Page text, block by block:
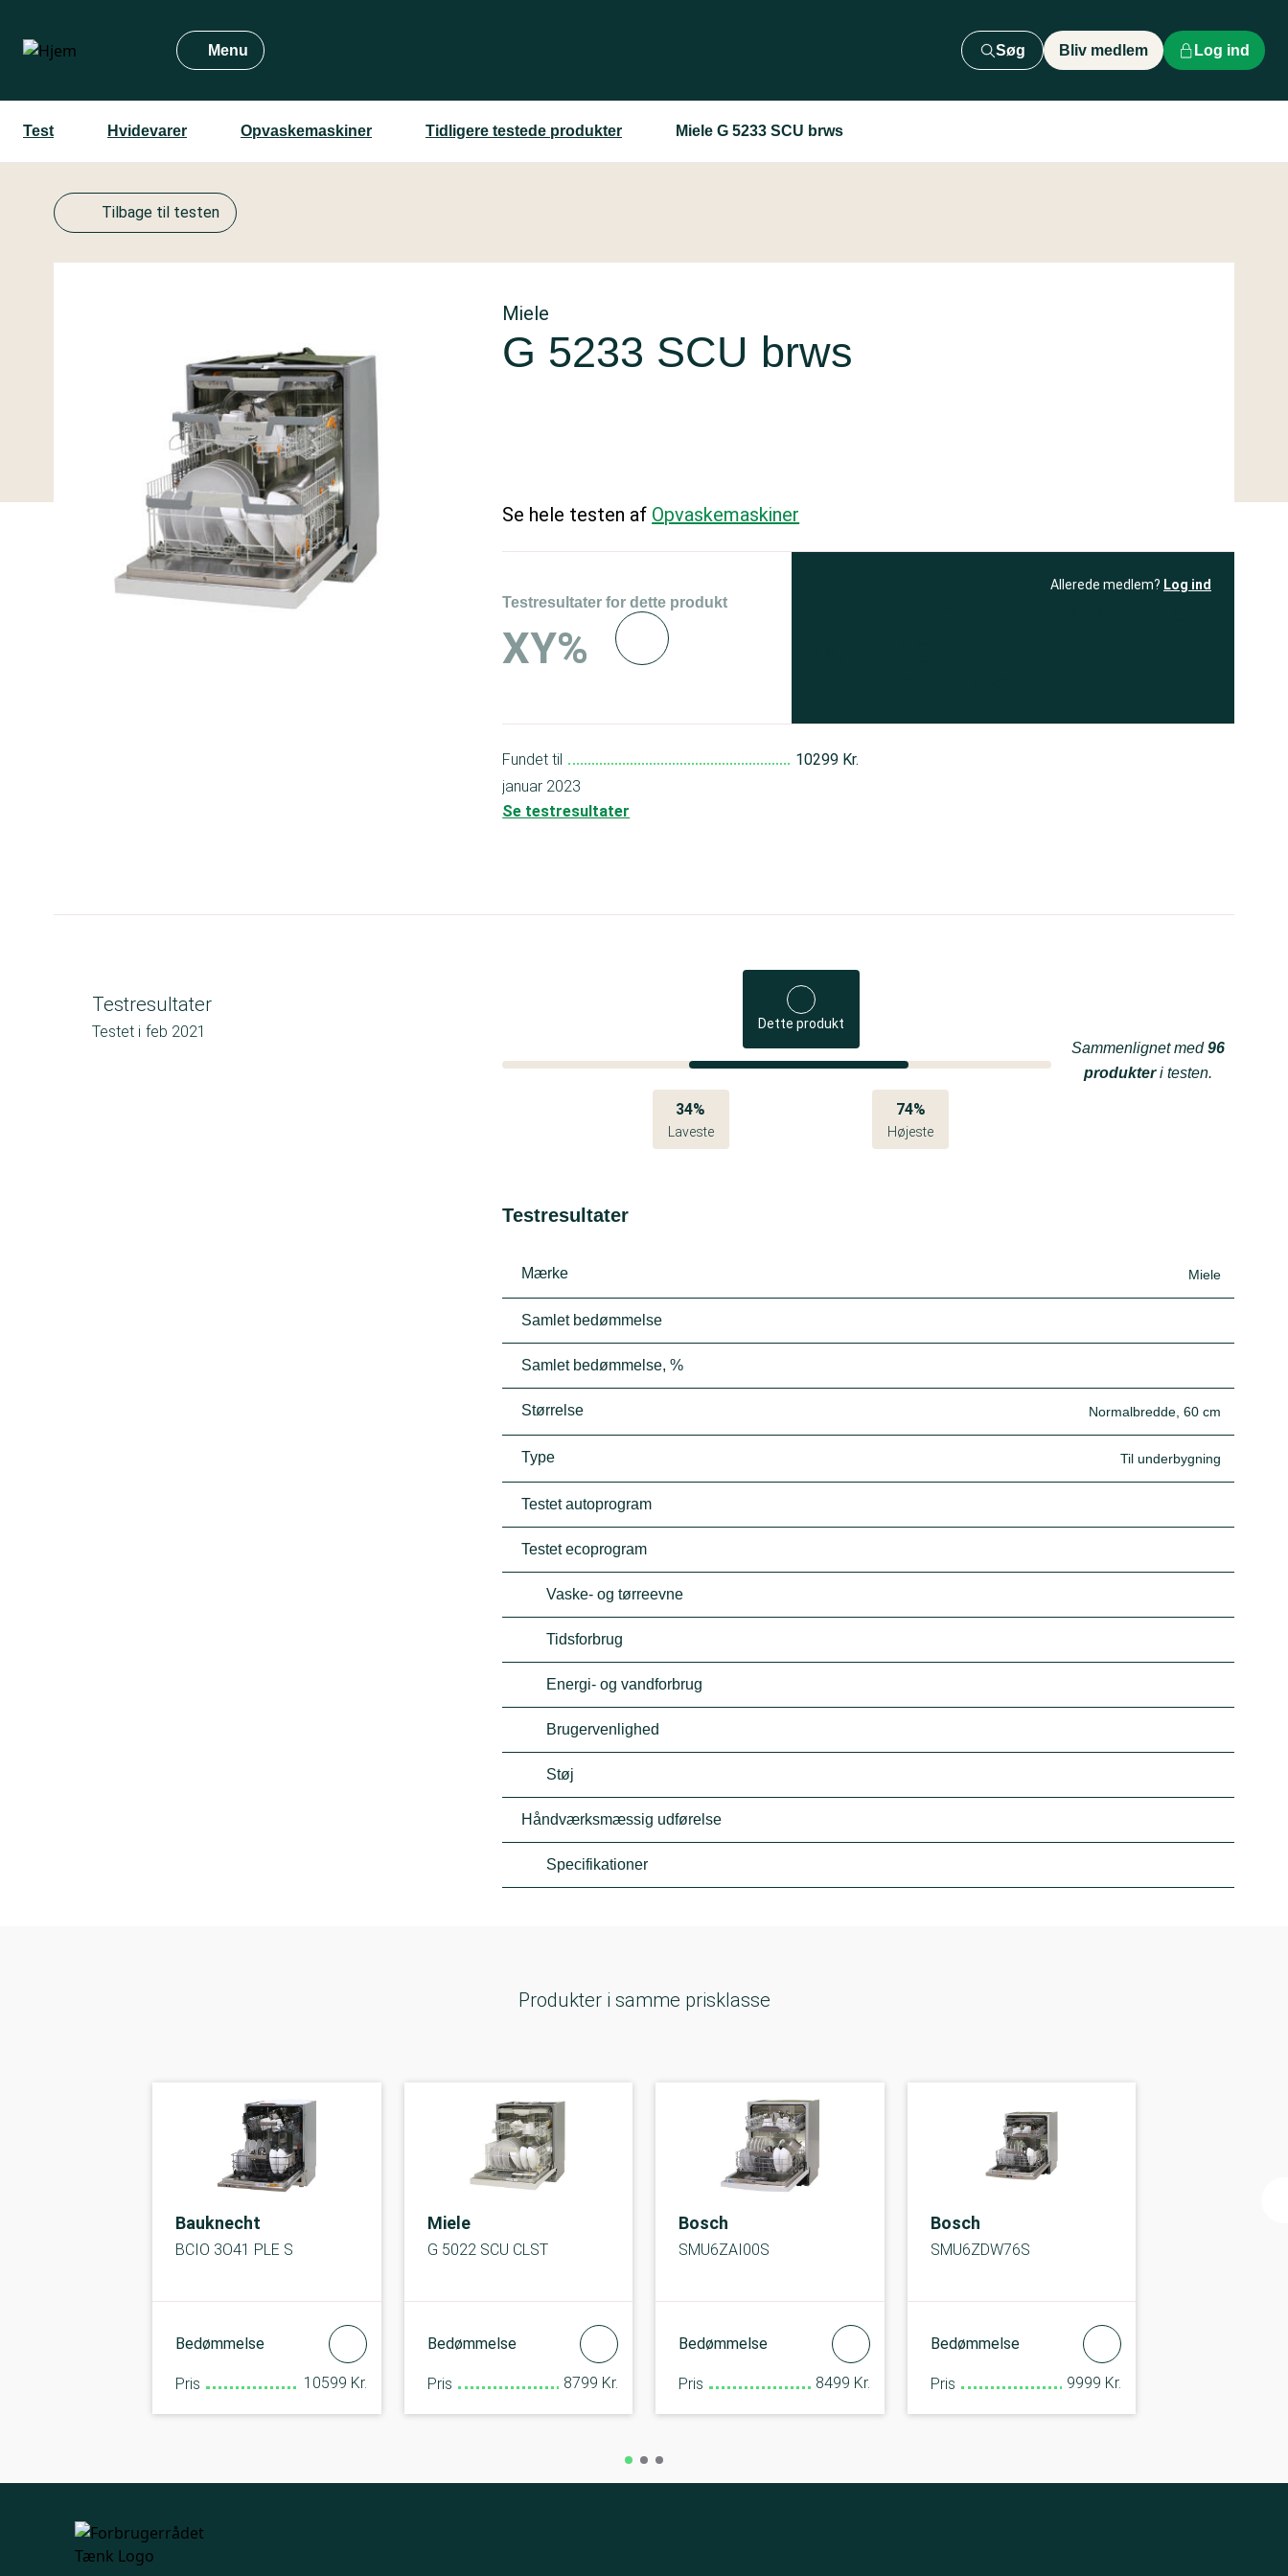
hovedindhold
Menu Søg Bliv medlem Log ind
Test Hvidevarer Opvaskemaskiner Tidligere testede produkter Miele G 5233 SCU brws
Tilbage til testen
Miele
G 5233 SCU brws
Se hele testen af Opvaskemaskiner
Testresultater for dette produkt
XY%
Allerede medlem? Log ind
Fundet til
10299 Kr.
januar 2023
Se testresultater
Testresultater
Testet i feb 2021 Dette produkt
34%
Laveste
74%
Højeste
Sammenlignet med96
produkteri testen.
Testresultater
Mærke Miele
Samlet bedømmelse
Samlet bedømmelse, %
Størrelse Normalbredde, 60 cm
Type Til underbygning
Testet autoprogram
Testet ecoprogram
Vaske- og tørreevne
Tidsforbrug
Energi- og vandforbrug
Brugervenlighed
Støj
Håndværksmæssig udførelse
Specifikationer
Produkter i samme prisklasse
Bauknecht
BCIO 3O41 PLE S
Bedømmelse
Pris 10599 Kr.
Miele
G 5022 SCU CLST
Bedømmelse
Pris 8799 Kr.
Bosch
SMU6ZAI00S
Bedømmelse
Pris 8499 Kr.
Bosch
SMU6ZDW76S
Bedømmelse
Pris 9999 Kr.